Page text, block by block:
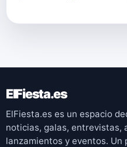
ElFiesta.es
ElFiesta.es es un espacio
noticias, galas, entrevistas,
lanzamientos y eventos.